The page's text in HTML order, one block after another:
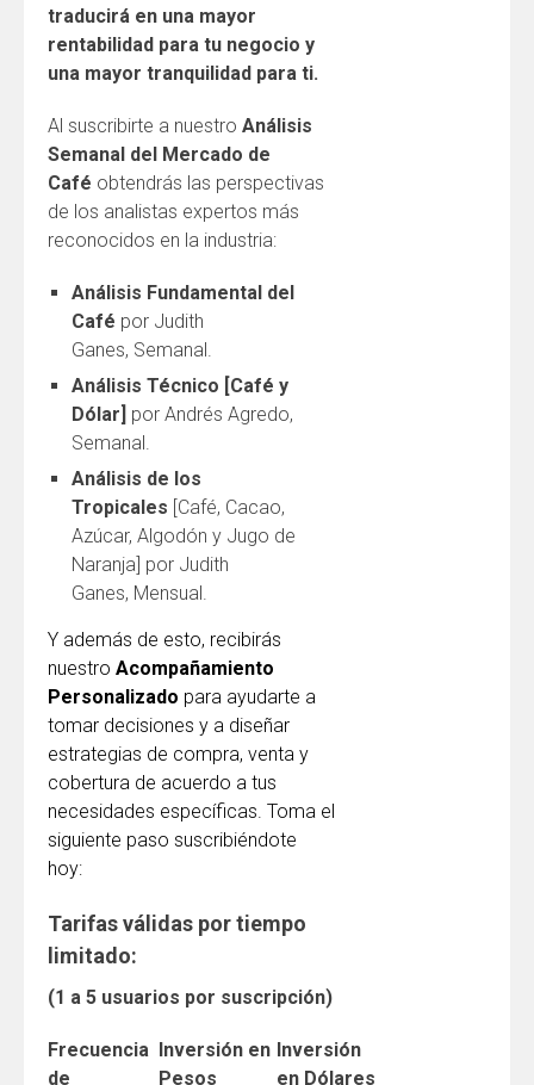
traducirá en una mayor
rentabilidad para tu negocio y
una mayor tranquilidad para ti.
Al suscribirte a nuestro Análisis
Semanal del Mercado de
Café obtendrás las perspectivas
de los analistas expertos más
reconocidos en la industria:
Análisis Fundamental del
Café por Judith
Ganes, Semanal.
Análisis Técnico [Café y
Dólar] por Andrés Agredo,
Semanal.
Análisis de los
Tropicales [Café, Cacao,
Azúcar, Algodón y Jugo de
Naranja] por Judith
Ganes, Mensual.
Y además de esto, recibirás
nuestro Acompañamiento
Personalizado para ayudarte a
tomar decisiones y a diseñar
estrategias de compra, venta y
cobertura de acuerdo a tus
necesidades específicas. Toma el
siguiente paso suscribiéndote
hoy:
Tarifas válidas por tiempo
limitado:
(1 a 5 usuarios por suscripción)
Frecuencia
de
Inversión en
Pesos
Inversión
en Dólares